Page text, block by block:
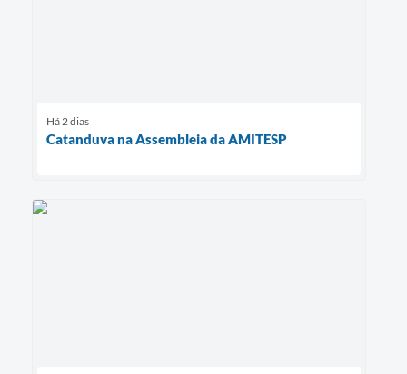
Há 2 dias
Catanduva na Assembleia da AMITESP